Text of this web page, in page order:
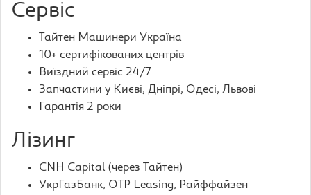
Сервіс
Тайтен Машинери Україна
10+ сертифікованих центрів
Виїздний сервіс 24/7
Запчастини у Києві, Дніпрі, Одесі, Львові
Гарантія 2 роки
Лізинг
CNH Capital (через Тайтен)
УкрГазБанк, OTP Leasing, Райффайзен